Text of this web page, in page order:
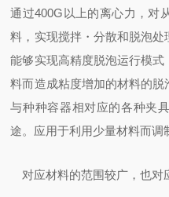
通过400G以上的离心力，对
料，实现搅拌・分散和脱泡
能够实现高精度脱泡运行模
料而造成粘度增加的材料的
与种种容器相对应的各种夹
途。应用于利用少量材料而调
对应材料的范围较广，也对